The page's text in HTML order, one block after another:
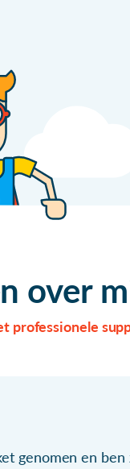
over
professionele
genomen en ben